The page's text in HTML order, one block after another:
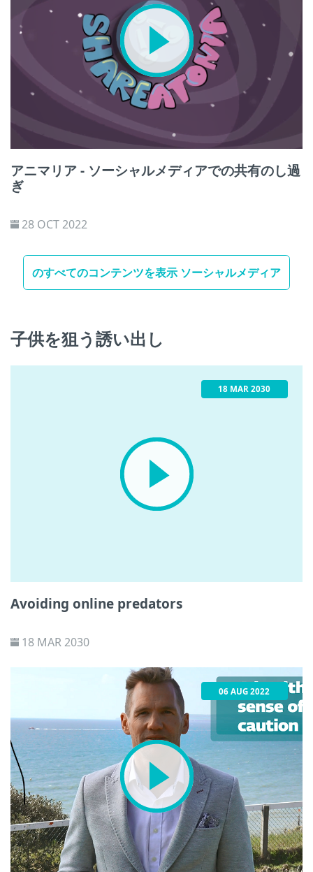
アニマリア - ソーシャルメディアでの共有のし過
ぎ
28 OCT 2022
のすべてのコンテンツを表示 ソーシャルメディア
子供を狙う誘い出し
18 MAR 2030
Avoiding online predators
18 MAR 2030
06 AUG 2022